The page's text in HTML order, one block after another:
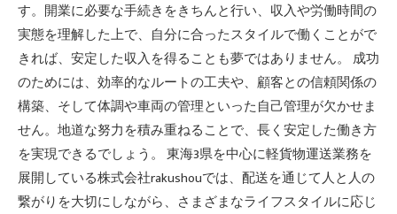
す。開業に必要な手続きをきちんと行い、収入や労働時間の
実態を理解した上で、自分に合ったスタイルで働くことがで
きれば、安定した収入を得ることも夢ではありません。 成功
のためには、効率的なルートの工夫や、顧客との信頼関係の
構築、そして体調や車両の管理といった自己管理が欠かせま
せん。地道な努力を積み重ねることで、長く安定した働き方
を実現できるでしょう。 東海3県を中心に軽貨物運送業務を
展開している株式会社rakushouでは、配送を通じて人と人の
繋がりを大切にしながら、さまざまなライフスタイルに応じ